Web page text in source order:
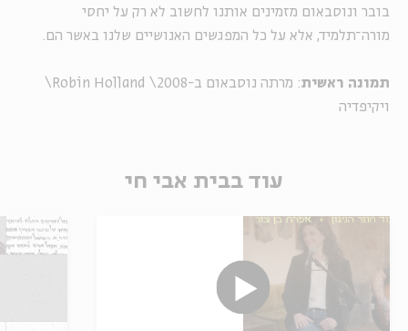
בובר ונוסבאום מזמינים אותנו לחשוב לא רק על יחסי
מורה־תלמיד, אלא על כל המפגשים האנושיים שלנו באשר הם.
תמונה ראשית
: מרתה נוסבאום ב-2008\ Robin Holland\
ויקיפדיה
עוד בבית אבי חי